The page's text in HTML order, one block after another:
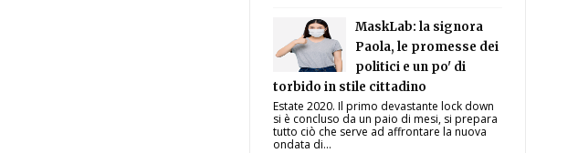
MaskLab: la signora
Paola, le promesse dei
politici e un po' di
torbido in stile cittadino
Estate 2020. Il primo devastante lock down
si è concluso da un paio di mesi, si prepara
tutto ciò che serve ad affrontare la nuova
ondata di...